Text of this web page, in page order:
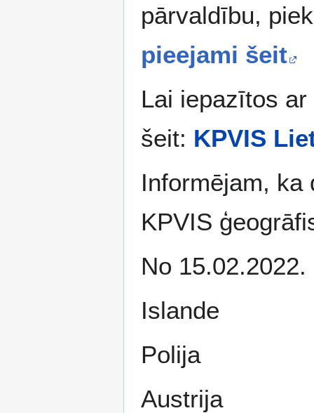
pārvaldību,
pieejami šeit
Lai iepazītos
šeit: KPVIS
Informējam, ka
KPVIS
No
Islande
Polija
Austrija